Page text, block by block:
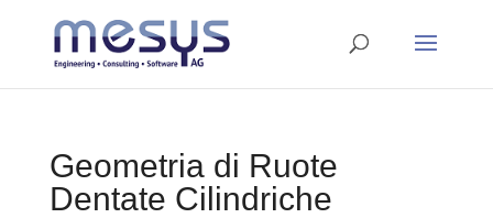
Geometria di Ruote
Dentate Cilindriche